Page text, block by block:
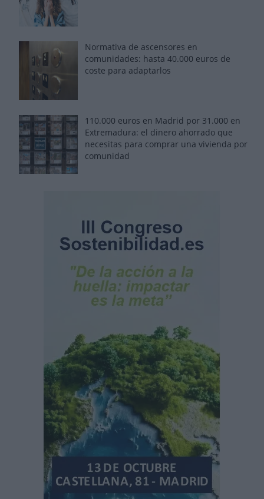
Normativa de ascensores en
comunidades: hasta 40.000 euros de
coste para adaptarlos
110.000 euros en Madrid por 31.000 en
Extremadura: el dinero ahorrado que
necesitas para comprar una vivienda por
comunidad